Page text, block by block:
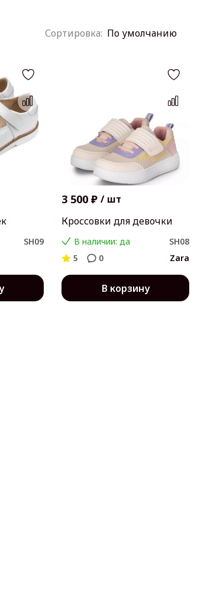
По умолчанию
SH09
3 500 ₽ / шт
Кроссовки для девочки
В наличии: да
SH08
5
0 Zara
В корзину